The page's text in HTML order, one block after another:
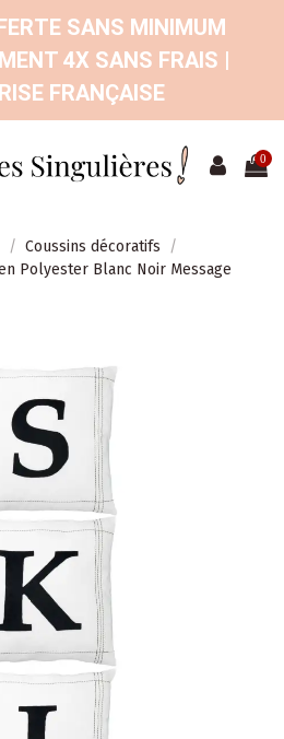
SANS MINIMUM
4X SANS FRAIS |
FRANÇAISE
0
Coussins décoratifs
Polyester Blanc Noir Message